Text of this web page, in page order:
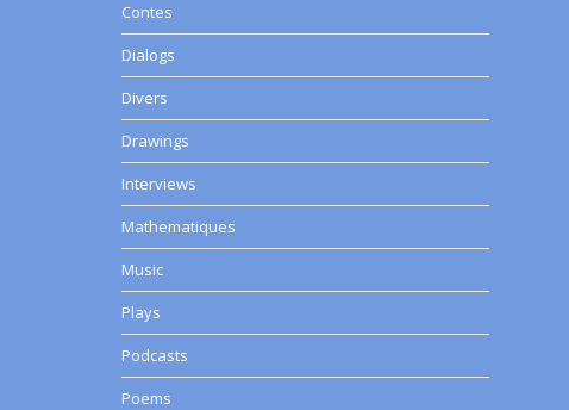
Contes
Dialogs
Divers
Drawings
Interviews
Mathematiques
Music
Plays
Podcasts
Poems